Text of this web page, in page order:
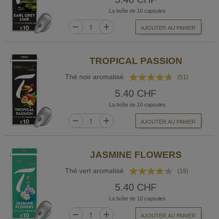
La boîte de 10 capsules
AJOUTER AU PANIER
TROPICAL PASSION
Thé noir aromatisé
Rating:
89%
(51)
5.40 CHF
La boîte de 10 capsules
AJOUTER AU PANIER
JASMINE FLOWERS
Thé vert aromatisé
Rating:
83%
(19)
5.40 CHF
La boîte de 10 capsules
AJOUTER AU PANIER